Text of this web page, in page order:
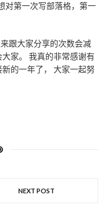
对第一次写部落格，第一
跟大家分享的次数会减
家。 我真的非常感谢有
的一年了， 大家一起努
NEXT POST